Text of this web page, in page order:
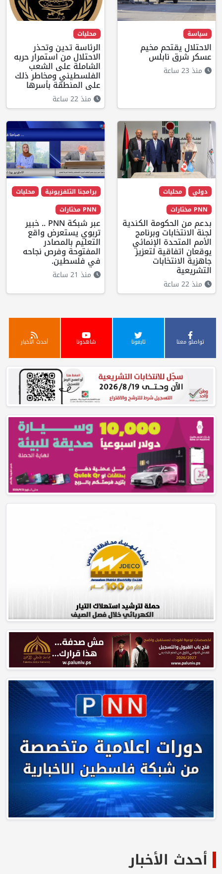
سياسة
الاحتلال يقتحم مخيم
عسكر شرق نابلس
منذ 23 ساعة
محليات
الرئاسة تدين وتحذر
الاحتلال من استمرار حربه
الشاملة على الشعب
الفلسطيني ومخاطر ذلك
على المنطقة بأسرها
منذ 22 ساعة
دولي
محليات
PNN مختارات
بدعم من الحكومة الكندية
لجنة الانتخابات وبرنامج
الأمم المتحدة الإنمائي
يوقعان اتفاقية لتعزيز
جاهزية الانتخابات
التشريعية
منذ 22 ساعة
برامجنا التلفزيونية
محليات
PNN مختارات
عبر شبكة PNN .. خبير
تربوي يستعرض واقع
التعليم بالمصادر
المفتوحة وفرص نجاحه
في فلسطين.
منذ 21 ساعة
تواصلو معنا تابعونا شاهدونا أحدث الأخبار
أحدث الأخبار